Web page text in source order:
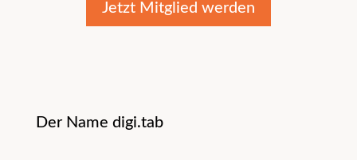
Jetzt Mitglied werden
Der Name digi.tab